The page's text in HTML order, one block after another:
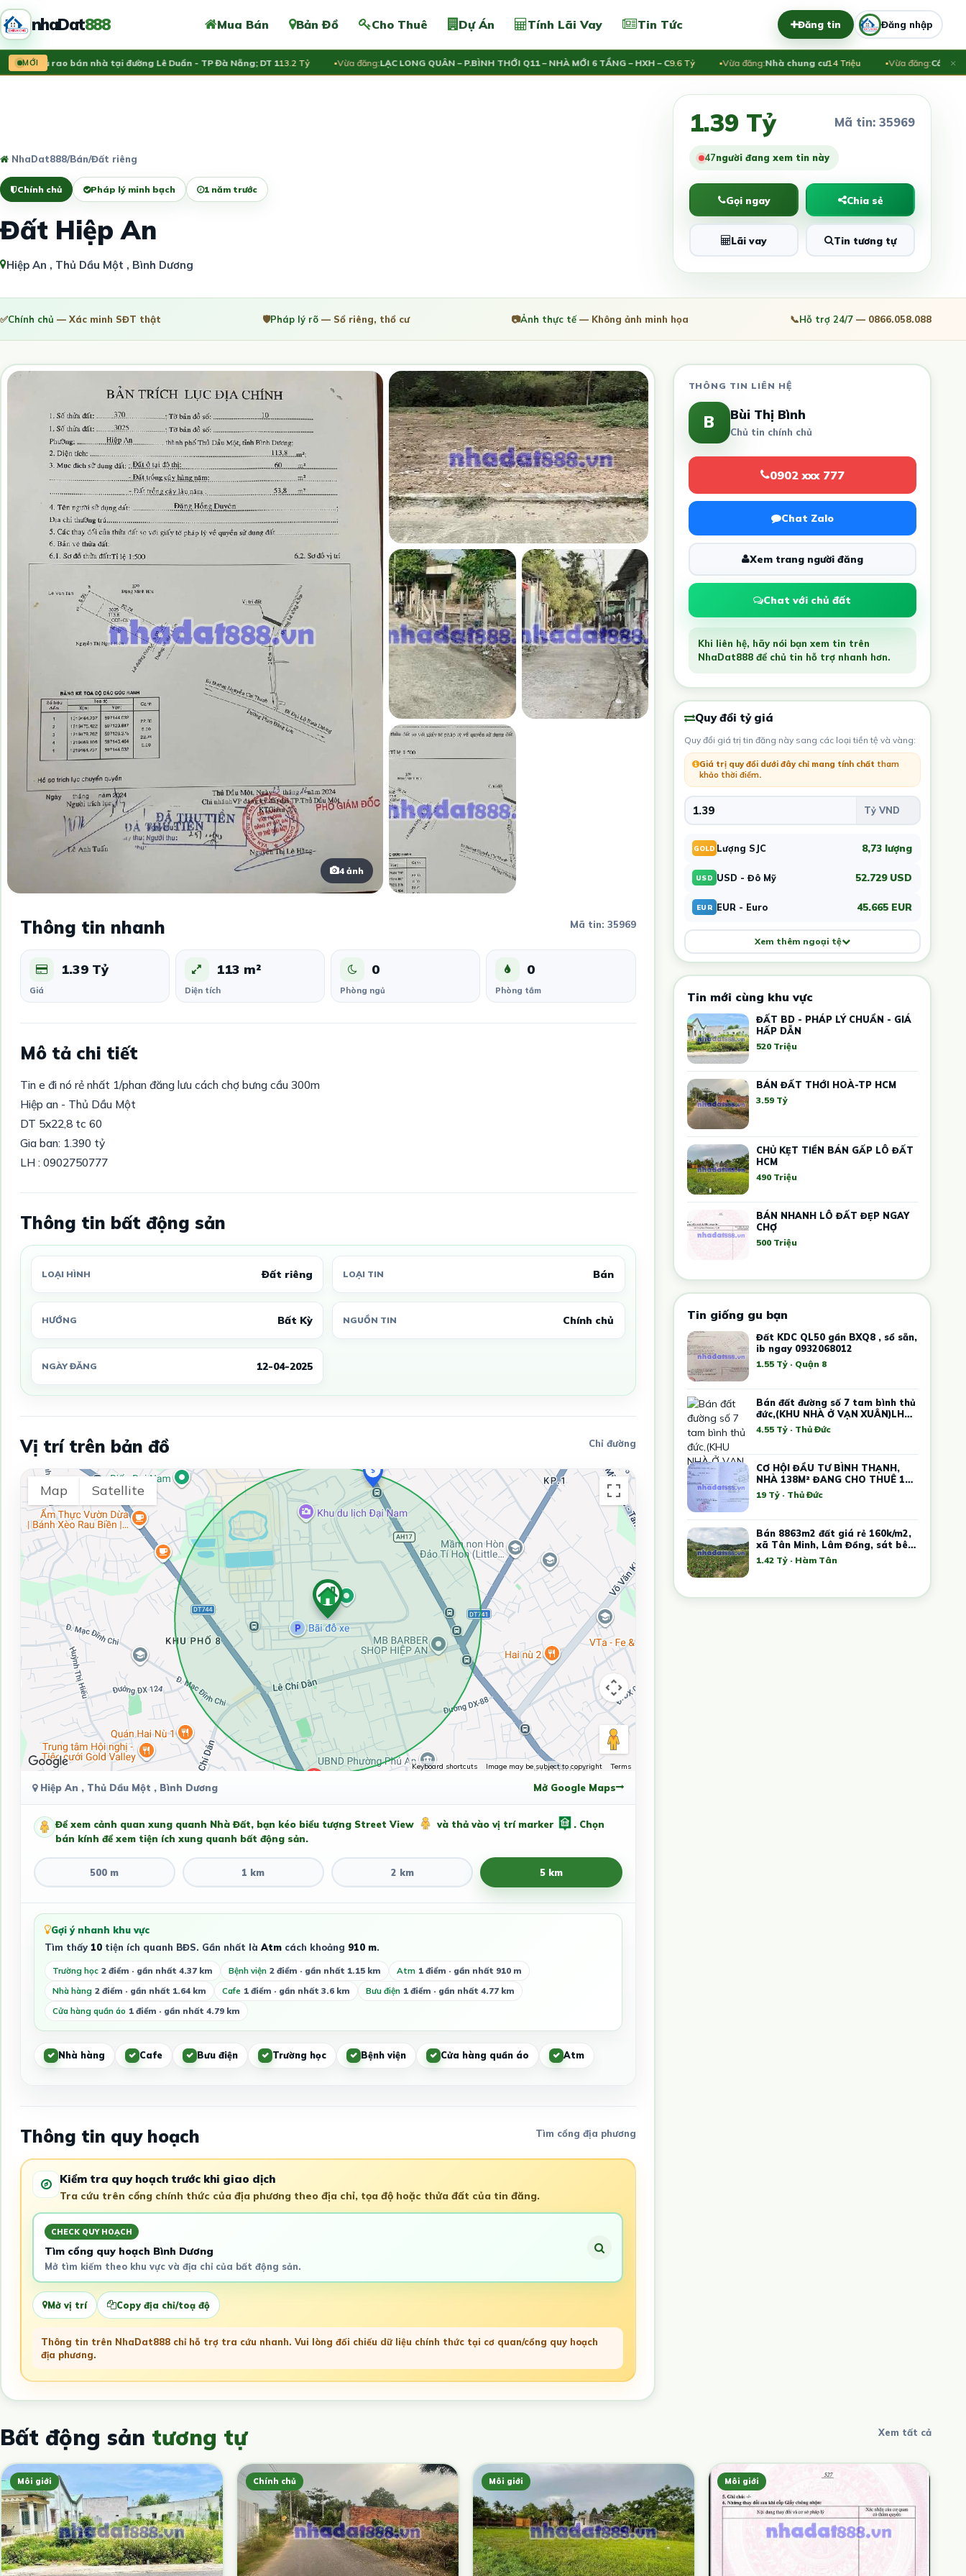
nhaDat888 Mua Bán Bản Đồ Cho Thuê Dự Án Tính Lãi Vay Tin Tức Đăng tin Đăng nhập
MỚI
chủ rao bán nhà tại đường Lê Duẩn - TP Đà Nẵng; DT 1 13.2 Tỷ Vừa đăng:LẠC LONG QUÂN – P.BÌNH THỚI Q11 – NHÀ MỚI 6 TẦNG – HXH – C9.6 Tỷ Vừa đăng:Nhà chung cư14 Triệu Vừa đăng:Cần Bán×
NhaDat888/Bán/Đất riêng
Chính chủ Pháp lý minh bạch 1 năm trước
Đất Hiệp An
Hiệp An , Thủ Dầu Một , Bình Dương
1.39 Tỷ Mã tin: 35969
47người đang xem tin này
Gọi ngay Chia sẻ
Lãi vay Tin tương tự
✅Chính chủ — Xác minh SĐT thật 🛡️Pháp lý rõ — Sổ riêng, thổ cư 📷Ảnh thực tế— Không ảnh minh họa 📞Hỗ trợ 24/7 — 0866.058.088
4 ảnh
Thông tin nhanh Mã tin: 35969
1.39 Tỷ
Giá
113 m²
Diện tích
0
Phòng ngủ
0
Phòng tắm
Mô tả chi tiết
Tin e đi nó rẻ nhất 1/phan đăng lưu cách chợ bưng cầu 300m
Hiệp an - Thủ Dầu Một
DT 5x22,8 tc 60
Gia ban: 1.390 tỷ
LH : 0902750777
Thông tin bất động sản
LOẠI HÌNH Đất riêng LOẠI TIN Bán
HƯỚNG Bất Kỳ NGUỒN TIN Chính chủ
NGÀY ĐĂNG 12-04-2025
Vị trí trên bản đồ Chỉ đường
Map Satellite
Keyboard shortcuts Image may be subject to copyright Terms
Hiệp An , Thủ Dầu Một , Bình Dương Mở Google Maps
Để xem cảnh quan xung quanh Nhà Đất, bạn kéo biểu tượng Street View và thả vào vị trí marker
. Chọn
bán kính để xem tiện ích xung quanh bất động sản.
500 m 1 km 2 km 5 km
Gợi ý nhanh khu vực
Tìm thấy 10tiện ích quanh BĐS. Gần nhất là Atmcách khoảng 910 m.
Trường học 2 điểm · gần nhất 4.37 km Bệnh viện 2 điểm · gần nhất 1.15 km Atm 1 điểm · gần nhất 910 m
Nhà hàng 2 điểm · gần nhất 1.64 km Cafe 1 điểm · gần nhất 3.6 km Bưu điện 1 điểm · gần nhất 4.77 km
Cửa hàng quần áo 1 điểm · gần nhất 4.79 km
Nhà hàng Cafe Bưu điện Trường học Bệnh viện Cửa hàng quần áo Atm
Thông tin quy hoạch Tìm cổng địa phương
Kiểm tra quy hoạch trước khi giao dịch
Tra cứu trên cổng chính thức của địa phương theo địa chỉ, tọa độ hoặc thửa đất của tin đăng.
CHECK QUY HOẠCH
Tìm cổng quy hoạch Bình Dương
Mở tìm kiếm theo khu vực và địa chỉ của bất động sản.
Mở vị trí Copy địa chỉ/toạ độ
Thông tin trên NhaDat888 chỉ hỗ trợ tra cứu nhanh. Vui lòng đối chiếu dữ liệu chính thức tại cơ quan/cổng quy hoạch
địa phương.
THÔNG TIN LIÊN HỆ
B Bùi Thị Bình
Chủ tin chính chủ
0902 xxx 777
Chat Zalo
Xem trang người đăng
Chat với chủ đất
Khi liên hệ, hãy nói bạn xem tin trên
NhaDat888 để chủ tin hỗ trợ nhanh hơn.
Quy đổi tỷ giá
Quy đổi giá trị tin đăng này sang các loại tiền tệ và vàng:
Giá trị quy đổi dưới đây chỉ mang tính chất tham
khảo thời điểm.
GOLD Lượng SJC 8,73 lượng
USD USD - Đô Mỹ 52.729 USD
EUR EUR - Euro 45.665 EUR
Xem thêm ngoại tệ
Tin mới cùng khu vực
ĐẤT BD - PHÁP LÝ CHUẨN - GIÁ
HẤP DẪN
520 Triệu
BÁN ĐẤT THỚI HOÀ-TP HCM
3.59 Tỷ
CHỦ KẸT TIỀN BÁN GẤP LÔ ĐẤT
HCM
490 Triệu
BÁN NHANH LÔ ĐẤT ĐẸP NGAY
CHỢ
500 Triệu
Tin giống gu bạn
Đất KDC QL50 gần BXQ8 , sổ sẵn,
ib ngay 0932068012
1.55 Tỷ · Quận 8
Bán đất đường số 7 tam bình thủ
đức,(KHU NHÀ Ở VẠN XUÂN)LH
0908795128.
4.55 Tỷ · Thủ Đức
CƠ HỘI ĐẦU TƯ BÌNH THẠNH,
NHÀ 138M² ĐANG CHO THUÊ 17
PHÒNG TRỌ, GIÁ CHỈ 19 TỶ
19 Tỷ · Thủ Đức
Bán 8863m2 đất giá rẻ 160k/m2,
xã Tân Minh, Lâm Đồng, sát bên
cao tốc, KCN Tân Đức Sonadezi
1.42 Tỷ · Hàm Tân
Bất động sản tương tự Xem tất cả
Môi giới Chính chủ Môi giới Môi giới